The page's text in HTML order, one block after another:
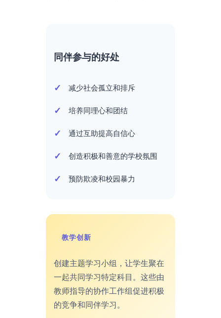
同伴参与的好处
减少社会孤立和排斥
培养同理心和团结
通过互助提高自信心
创造积极和善意的学校氛围
预防欺凌和校园暴力
教学创新
创建主题学习小组，让学生聚在
一起共同学习特定科目。这些由
教师指导的协作工作组促进积极
的竞争和同伴学习。